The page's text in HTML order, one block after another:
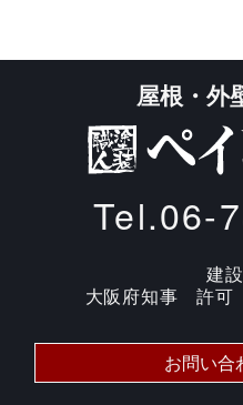
屋根・外
Tel.06-
建
大阪府知事 許可
お問い合